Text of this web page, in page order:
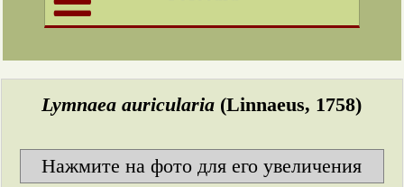
Lymnaea auricularia (Linnaeus, 1758)
Нажмите на фото для его увеличения